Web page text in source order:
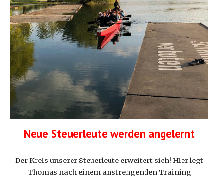
Neue Steuerleute werden angelernt
Der Kreis unserer Steuerleute erweitert sich! Hier legt
Thomas nach einem anstrengenden Training